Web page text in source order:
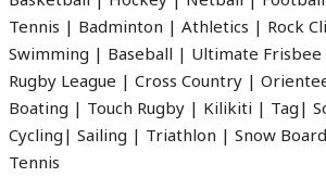
Tennis | Badminton | Athletics | Rock
Swimming | Baseball | Ultimate
Rugby League | Cross Country |
Boating | Touch Rugby | Kilikiti | Tag|
Cycling| Sailing | Triathlon | Snow
Tennis